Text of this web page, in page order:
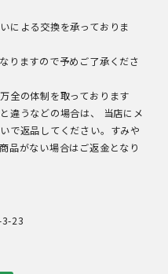
による交換を承っておりま
りますので予めご了承くださ
全の体制を取っております
違うなどの場合は、 当店にメ
で返品してください。すみや
品がない場合はご返金となり
23